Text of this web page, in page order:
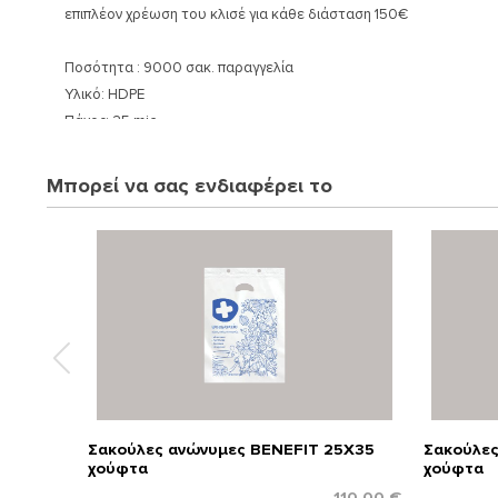
επιπλέον χρέωση του κλισέ για κάθε διάσταση 150€
Ποσότητα : 9000 σακ. παραγγελία
Υλικό: HDPE
Πάχος: 25 mic
Διάσταση: 25X45 cm
Μπορεί να σας ενδιαφέρει το
Σακούλες ανώνυμες BENEFIT 25X35
χούφτα
χούφτα